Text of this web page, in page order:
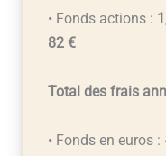
• Fonds actions :
82 €
Total des frais
• Fonds en euros :